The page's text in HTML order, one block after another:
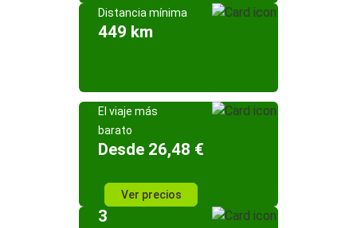
Distancia mínima
449 km
El viaje más
barato
Desde 26,48 €
Ver precios
3